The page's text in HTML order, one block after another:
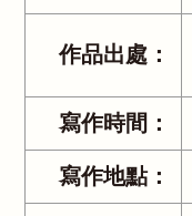
作品出處：
寫作時間：
寫作地點：